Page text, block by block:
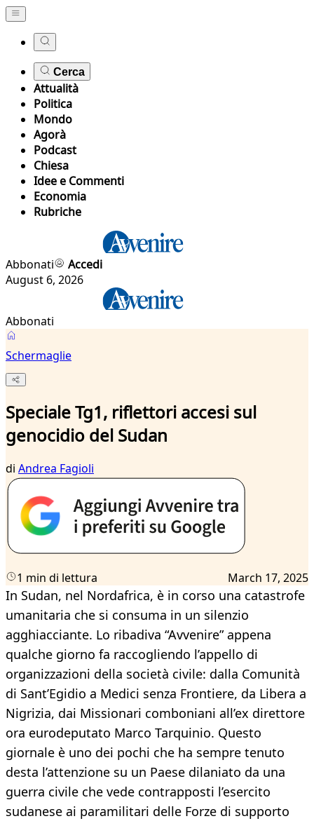
Cerca
Attualità
Politica
Mondo
Agorà
Podcast
Chiesa
Idee e Commenti
Economia
Rubriche
Abbonati
Accedi
August 6, 2026
Abbonati
Schermaglie
Speciale Tg1, riflettori accesi sul
genocidio del Sudan
di Andrea Fagioli
1 min di lettura March 17, 2025
In Sudan, nel Nordafrica, è in corso una catastrofe
umanitaria che si consuma in un silenzio
agghiacciante. Lo ribadiva “Avvenire” appena
qualche giorno fa raccogliendo l’appello di
organizzazioni della società civile: dalla Comunità
di Sant’Egidio a Medici senza Frontiere, da Libera a
Nigrizia, dai Missionari comboniani all’ex direttore
ora eurodeputato Marco Tarquinio. Questo
giornale è uno dei pochi che ha sempre tenuto
desta l’attenzione su un Paese dilaniato da una
guerra civile che vede contrapposti l’esercito
sudanese ai paramilitari delle Forze di supporto